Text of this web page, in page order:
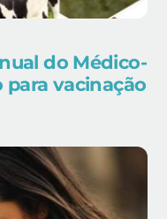
do Médico-
para vacinação